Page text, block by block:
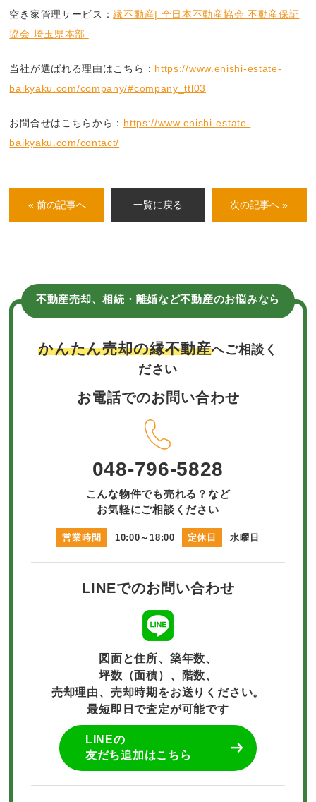
空き家管理サービス：縁不動産| 全日本不動産協会 不動産保証
協会 埼玉県本部
当社が選ばれる理由はこちら： https://www.enishi-estate-
baikyaku.com/company/#company_ttl03
お問合せはこちらから： https://www.enishi-estate-
baikyaku.com/contact/
« 前の記事へ 一覧に戻る 次の記事へ »
不動産売却、相続・離婚など不動産のお悩みなら
かんたん売却の縁不動産へご相談く
ださい
お電話でのお問い合わせ
048-796-5828
こんな物件でも売れる？など
お気軽にご相談ください
営業時間 10:00～18:00 定休日 水曜日
LINEでのお問い合わせ
図面と住所、築年数、
坪数（面積）、階数、
売却理由、売却時期をお送りください。
最短即日で査定が可能です
LINEの
友だち追加はこちら